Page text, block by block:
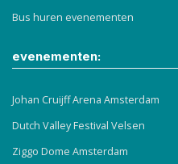
Bus huren evenementen
evenementen:
Johan Cruijff Arena Amsterdam
Dutch Valley Festival Velsen
Ziggo Dome Amsterdam